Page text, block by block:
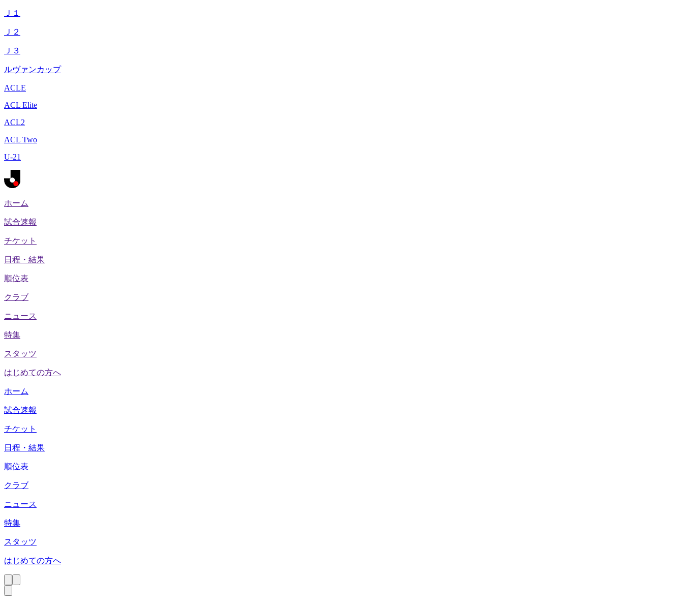
Ｊ１
Ｊ２
Ｊ３
ルヴァンカップ
ACLE
ACL Elite
ACL2
ACL Two
U-21
ホーム
試合速報
チケット
日程・結果
順位表
クラブ
ニュース
特集
スタッツ
はじめての方へ
ホーム
試合速報
チケット
日程・結果
順位表
クラブ
ニュース
特集
スタッツ
はじめての方へ